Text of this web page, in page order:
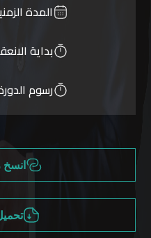
المدة
بداية
رسوم
انسخ